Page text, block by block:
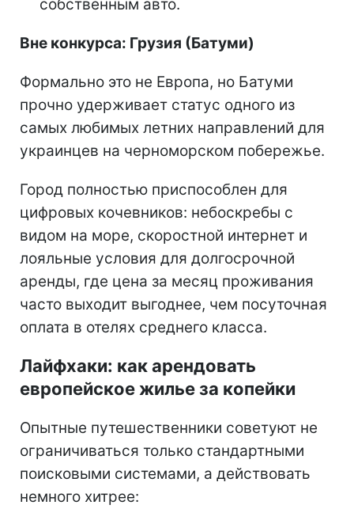
собственным авто.
Вне конкурса: Грузия (Батуми)
Формально это не Европа, но Батуми
прочно удерживает статус одного из
самых любимых летних направлений для
украинцев на черноморском побережье.
Город полностью приспособлен для
цифровых кочевников: небоскребы с
видом на море, скоростной интернет и
лояльные условия для долгосрочной
аренды, где цена за месяц проживания
часто выходит выгоднее, чем посуточная
оплата в отелях среднего класса.
Лайфхаки: как арендовать
европейское жилье за копейки
Опытные путешественники советуют не
ограничиваться только стандартными
поисковыми системами, а действовать
немного хитрее: